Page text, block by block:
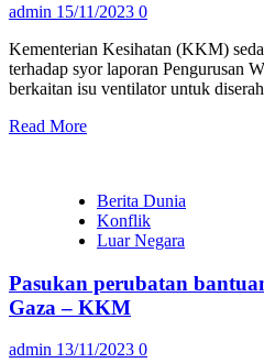
admin 15/11/2023 0
Kementerian Kesihatan (KKM)
terhadap syor laporan Pengurusan
berkaitan isu ventilator untuk
Read More
Berita Dunia
Konflik
Luar Negara
Pasukan perubatan
Gaza – KKM
admin 13/11/2023 0